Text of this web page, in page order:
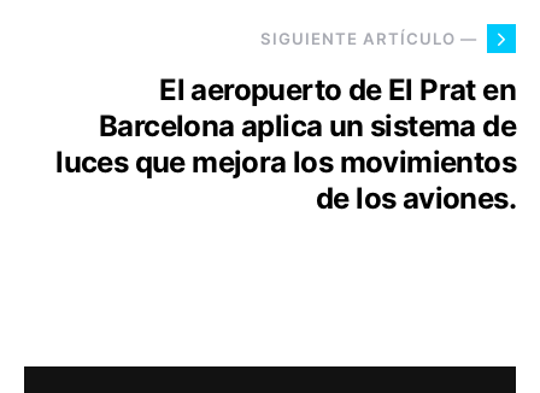
SIGUIENTE ARTÍCULO —
El aeropuerto de El Prat en
Barcelona aplica un sistema de
luces que mejora los movimientos
de los aviones.